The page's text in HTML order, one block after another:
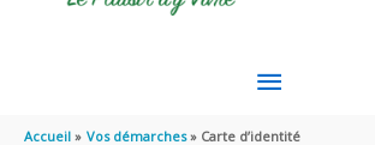
MENU
PRINCIPAL
Accueil Vos démarches Carte d’identité